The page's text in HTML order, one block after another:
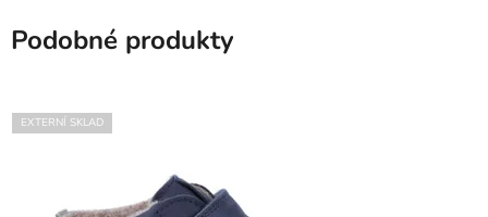
Podobné produkty
EXTERNÍ SKLAD